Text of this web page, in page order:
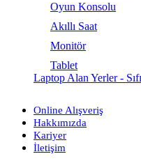
Oyun Konsolu
Akıllı Saat
Monitör
Tablet
Laptop Alan Yerler -
Online Alışveriş
Hakkımızda
Kariyer
İletişim